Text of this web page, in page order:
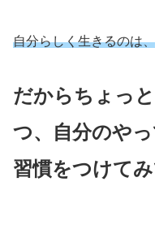
自分らしく生きるのは
だからちょっ
つ、自分のや
習慣をつけてみ